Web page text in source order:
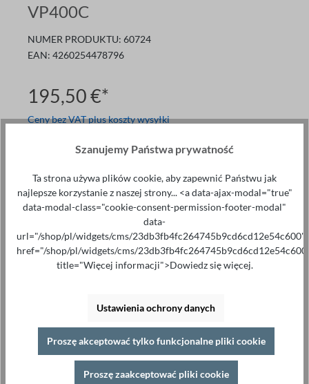
VP400C
NUMER PRODUKTU: 60724
EAN: 4260254478796
195,50 €*
Ceny bez VAT plus koszty wysyłki
Proszę dodać do koszyka
+49 421 277 9999
Drukuj
Szanujemy Państwa prywatność
Ta strona używa plików cookie, aby zapewnić Państwu jak
najlepsze korzystanie z naszej strony... <a data-ajax-modal="true"
data-modal-class="cookie-consent-permission-footer-modal"
data-
url="/shop/pl/widgets/cms/23db3fb4fc264745b9cd6cd12e54c600"
href="/shop/pl/widgets/cms/
title="Więcej informacji">Dowiedz się więcej.
Ustawienia ochrony danych
Proszę akceptować tylko funkcjonalne pliki cookie
Proszę zaakceptować pliki cookie